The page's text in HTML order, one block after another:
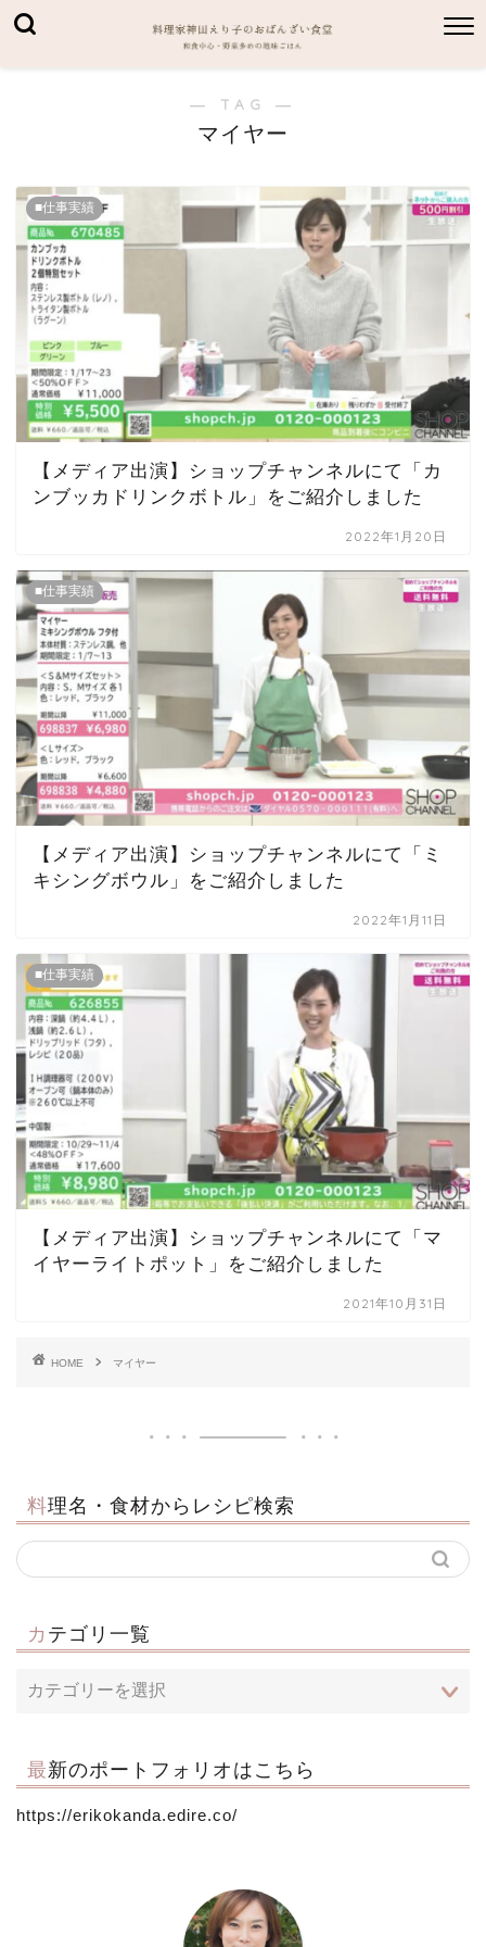
― TAG ―
マイヤー
■仕事実績
【メディア出演】ショップチャンネルにて「カ
ンブッカドリンクボトル」をご紹介しました
2022年1月20日
■仕事実績
【メディア出演】ショップチャンネルにて「ミ
キシングボウル」をご紹介しました
2022年1月11日
■仕事実績
【メディア出演】ショップチャンネルにて「マ
イヤーライトポット」をご紹介しました
2021年10月31日
HOME マイヤー
料理名・食材からレシピ検索
カテゴリ一覧
最新のポートフォリオはこちら
https://erikokanda.edire.co/